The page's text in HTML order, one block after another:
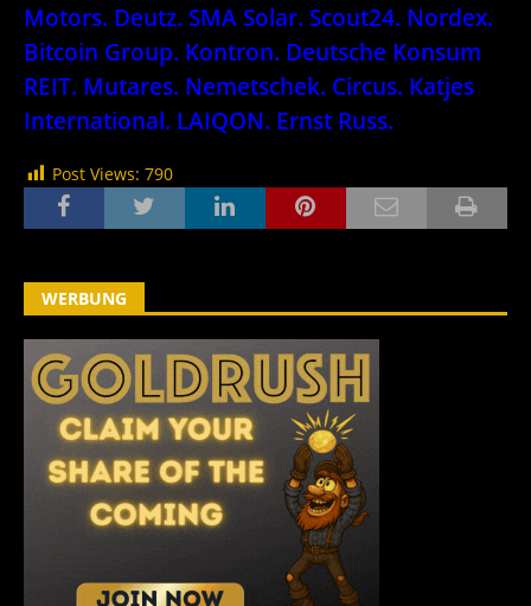
Motors. Deutz. SMA Solar. Scout24. Nordex.
Bitcoin Group. Kontron. Deutsche Konsum
REIT. Mutares. Nemetschek. Circus. Katjes
International. LAIQON. Ernst Russ.
Post Views: 790
WERBUNG